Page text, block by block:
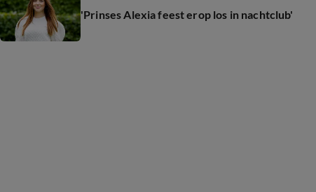
'Prinses Alexia feest erop los in nachtclub'